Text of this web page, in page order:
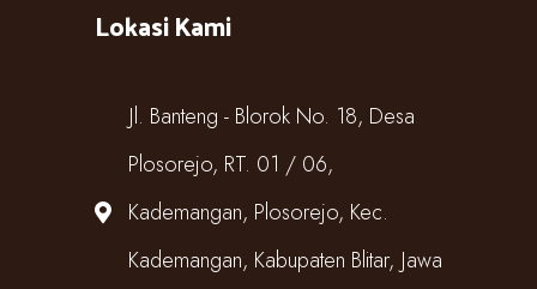
Lokasi Kami
Jl. Banteng - Blorok No. 18, Desa
Plosorejo, RT. 01 / 06,
Kademangan, Plosorejo, Kec.
Kademangan, Kabupaten Blitar, Jawa